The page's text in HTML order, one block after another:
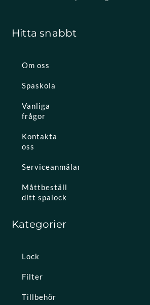
Hitta snabbt
Om oss
Spaskola
Vanliga
frågor
Kontakta
oss
Serviceanmälan
Måttbeställ
ditt spalock
Kategorier
Lock
Filter
Tillbehör